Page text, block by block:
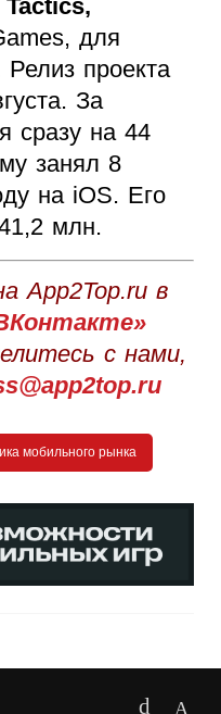
для
Релиз проекта
За
сразу на 44
занял 8
на iOS. Его
млн.
App2Top.ru в
с нами,
мобильного рынка